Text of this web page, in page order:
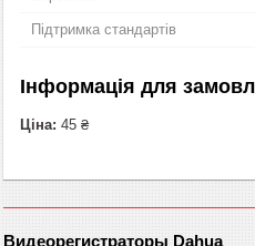
Підтримка стандартів
Інформація для
Ціна: 45 ₴
Видеорегистраторы Dahua